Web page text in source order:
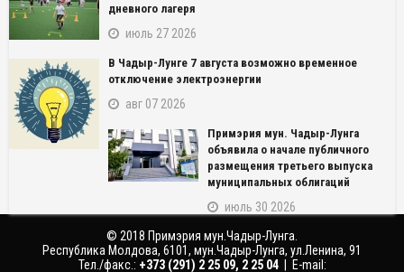
дневного лагеря
июль 27 2026
В Чадыр-Лунге 7 августа возможно временное
отключение электроэнергии
авг 07 2026
Примэрия мун. Чадыр-Лунга
объявила о начале публичного
размещения третьего выпуска
муниципальных облигаций
июль 30 2026
© 2018 Примэрия мун.Чадыр-Лунга.
Республика Молдова, 6101, мун.Чадыр-Лунга, ул.Ленина, 91
Тел./факс.: ‎+373 (291) 2 25 09, 2 25 04| E-mail:
NAME_SOCIAL_FACEBOOK
NAME_SOCIAL_TWITTER
NAME_SOCIAL_PINTEREST